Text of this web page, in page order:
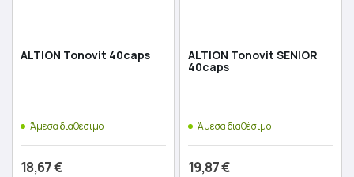
ALTION Tonovit 40caps
Άμεσα διαθέσιμο
18,67€
ALTION Tonovit SENIOR
40caps
Άμεσα διαθέσιμο
19,87€